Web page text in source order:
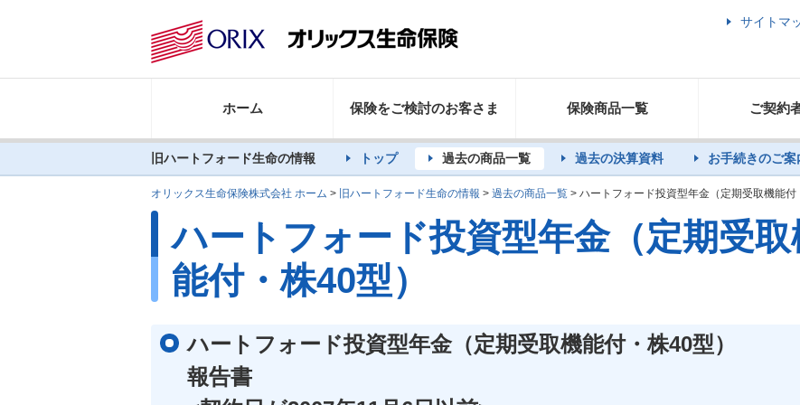
サイトマ
ホーム 保険をご検討のお客さま 保険商品一覧 ご契約
旧ハートフォード生命の情報 トップ 過去の商品一覧 過去の決算資料 お手続きのご案
オリックス生命保険株式会社 ホーム > 旧ハートフォード生命の情報 > 過去の商品一覧 > ハートフォード投資型年金（定期受取機能
ハートフォード投資型年金（定期受取
能付・株40型）
ハートフォード投資型年金（定期受取機能付・株40型）
報告書